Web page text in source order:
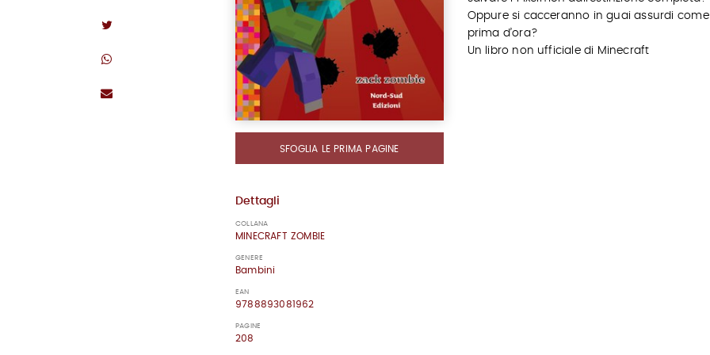
SFOGLIA LE PRIMA PAGINE
Dettagli
COLLANA
MINECRAFT ZOMBIE
GENERE
Bambini
EAN
9788893081962
PAGINE
208
Oppure si cacceranno in guai assurdi
prima d’ora?
Un libro non ufficiale di Minecraft